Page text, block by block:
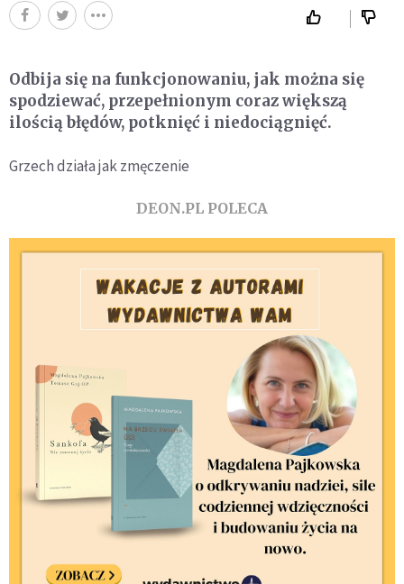
Odbija się na funkcjonowaniu, jak można się
spodziewać, przepełnionym coraz większą
ilością błędów, potknięć i niedociągnięć.
Grzech działa jak zmęczenie
DEON.PL POLECA